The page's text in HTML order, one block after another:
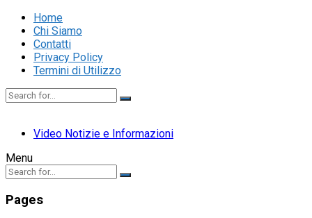
Home
Chi Siamo
Contatti
Privacy Policy
Termini di Utilizzo
Video Notizie e Informazioni
Menu
Pages